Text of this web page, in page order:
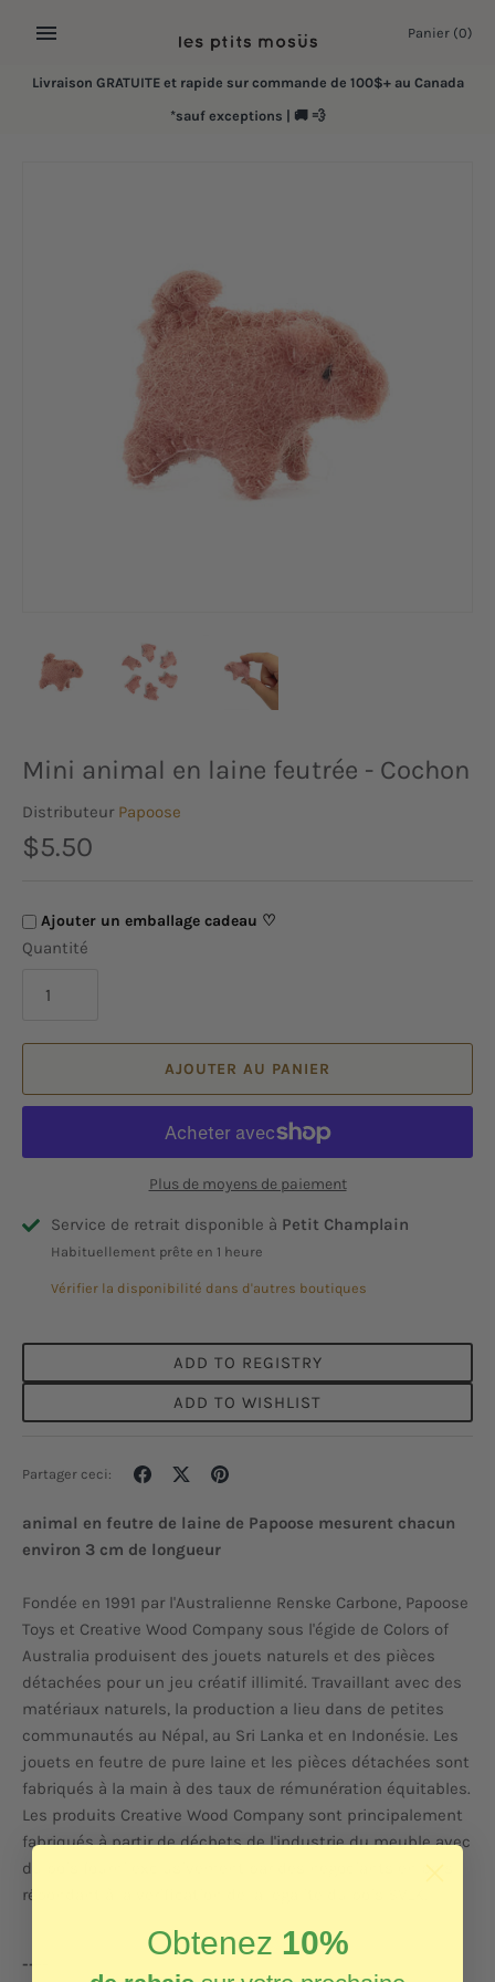
Panier (0)
Livraison GRATUITE et rapide sur commande de 100$+ au Canada
*sauf exceptions | 🚚 💨
Mini animal en laine feutrée - Cochon
Distributeur Papoose
$5.50
Ajouter un emballage cadeau ♡
Quantité
AJOUTER AU PANIER
Plus de moyens de paiement
Service de retrait disponible à Petit Champlain
Habituellement prête en 1 heure
Vérifier la disponibilité dans d'autres boutiques
ADD TO REGISTRY
ADD TO WISHLIST
Partager ceci: PartagerTweeterÉpingler
animal en feutre de laine de Papoose mesurent chacun
environ 3 cm de longueur
Fondée en 1991 par l'Australienne Renske Carbone, Papoose
Toys et Creative Wood Company sous l'égide de Colors of
Australia produisent des jouets naturels et des pièces
détachées pour un jeu créatif illimité. Travaillant avec des
matériaux naturels, la production a lieu dans de petites
communautés au Népal, au Sri Lanka et en Indonésie. Les
jouets en feutre de pure laine et les pièces détachées sont
fabriqués à la main à des taux de rémunération équitables.
Les produits Creative Wood Company sont principalement
fabriqués à partir de déchets de l'industrie du meuble avec
du bois fourni exclusivement par des négociants en bois
répondant à la vérification de la légalité du bois SVLK.
----
Obtenez 10%